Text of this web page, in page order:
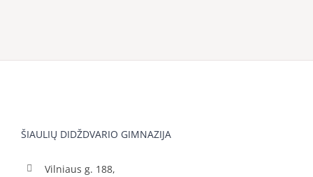
ŠIAULIŲ DIDŽDVARIO GIMNAZIJA
Vilniaus g. 188,